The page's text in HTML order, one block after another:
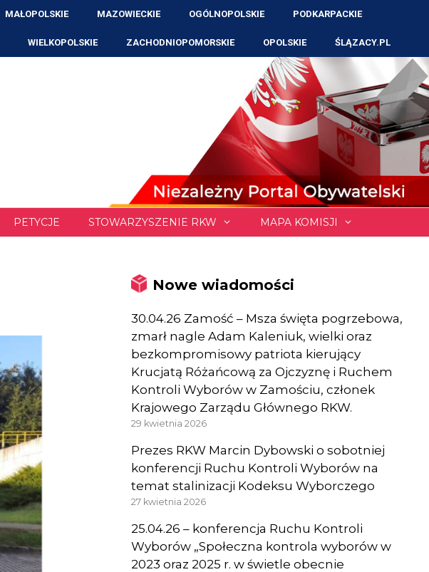
MAŁOPOLSKIE MAZOWIECKIE OGÓLNOPOLSKIE PODKARPACKIE
WIELKOPOLSKIE ZACHODNIOPOMORSKIE OPOLSKIE ŚLĄZACY.PL
PETYCJE STOWARZYSZENIE RKW MAPA KOMISJI
Nowe wiadomości
30.04.26 Zamość – Msza święta pogrzebowa,
zmarł nagle Adam Kaleniuk, wielki oraz
bezkompromisowy patriota kierujący
Krucjatą Różańcową za Ojczyznę i Ruchem
Kontroli Wyborów w Zamościu, członek
Krajowego Zarządu Głównego RKW.
29 kwietnia 2026
Prezes RKW Marcin Dybowski o sobotniej
konferencji Ruchu Kontroli Wyborów na
temat stalinizacji Kodeksu Wyborczego
27 kwietnia 2026
25.04.26 – konferencja Ruchu Kontroli
Wyborów „Społeczna kontrola wyborów w
2023 oraz 2025 r. w świetle obecnie